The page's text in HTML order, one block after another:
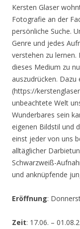
Kersten Glaser
Fotografie an der
persönliche Suche.
Genre und jedes
verstehen zu lernen.
dieses Medium zu
auszudrücken.
(https://
unbeachtete Welt
Wunderbares sein
eigenen Bildstil und
einst jeder von uns
alltäglicher
Schwarzweiß-
und anknüpfende
Eröffnung:
Zeit: 17.06. –